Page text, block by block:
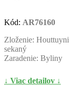
Kód: AR76160
Zloženie:
sekaný
Zaradenie: Byliny
↓ Viac detailov ↓